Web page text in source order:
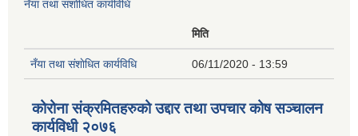
नँया तथा स‌ंशाेधित कार्यविधि
मिति
नँया तथा स‌ंशाेधित कार्यविधि 06/11/2020 - 13:59
कोरोना संक्रमितहरुको उद्दार तथा उपचार कोष सञ्चालन
कार्यविधी २०७६